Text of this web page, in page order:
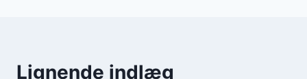
Lignende indlæg